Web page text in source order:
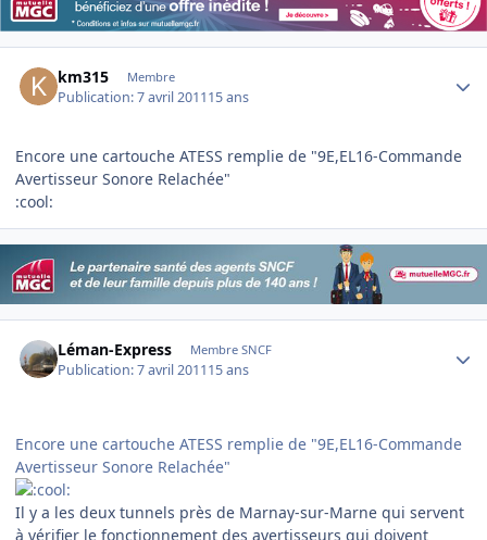
km315 Membre
Publication:7 avril 201115 ans
Encore une cartouche ATESS remplie de "9E,EL16-Commande
Avertisseur Sonore Relachée"
:cool:
Léman-Express Membre SNCF
Publication:7 avril 201115 ans
Encore une cartouche ATESS remplie de "9E,EL16-Commande
Avertisseur Sonore Relachée"
Il y a les deux tunnels près de Marnay-sur-Marne qui servent
à vérifier le fonctionnement des avertisseurs qui doivent